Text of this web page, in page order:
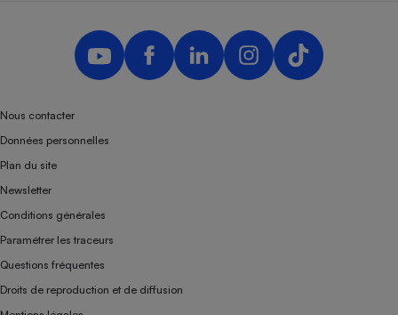
Nous contacter
Données personnelles
Plan du site
Newsletter
Conditions générales
Paramétrer les traceurs
Questions fréquentes
Droits de reproduction et de diffusion